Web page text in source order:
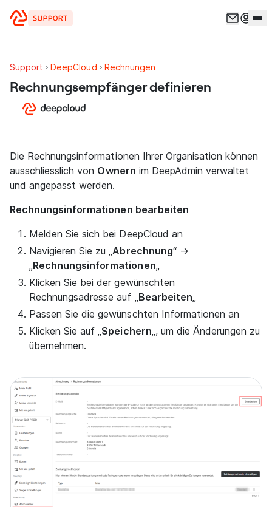
Support DeepCloud Rechnungen
Rechnungsempfänger definieren
Die Rechnungsinformationen Ihrer Organisation können
ausschliesslich von Ownern im DeepAdmin verwaltet
und angepasst werden.
Rechnungsinformationen bearbeiten
Melden Sie sich bei DeepCloud an
Navigieren Sie zu „Abrechnung“ →
„Rechnungsinformationen„
Klicken Sie bei der gewünschten
Rechnungsadresse auf „Bearbeiten„
Passen Sie die gewünschten Informationen an
Klicken Sie auf „Speichern„, um die Änderungen zu
übernehmen.